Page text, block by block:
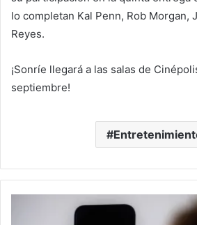
lo completan Kal Penn, Rob Morgan,
Reyes.
¡Sonríe llegará a las salas de
septiembre!